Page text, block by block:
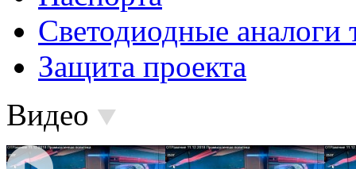
Светодиодные аналоги
Защита проекта
Видео